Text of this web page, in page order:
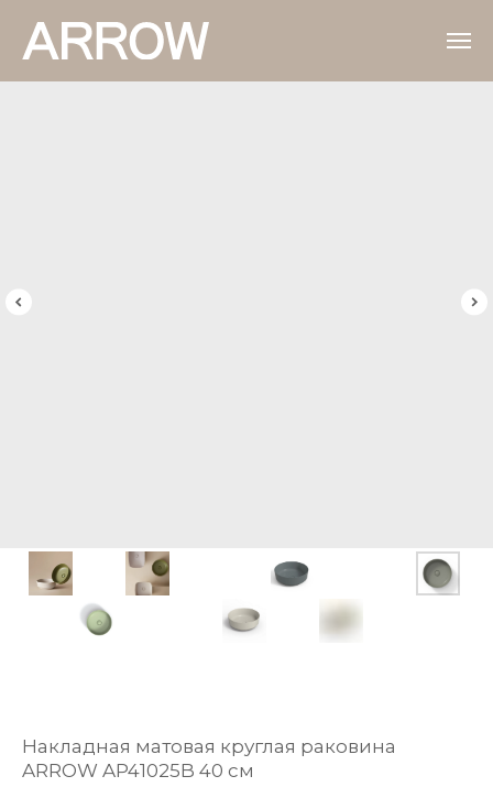
Накладная матовая круглая раковина
ARROW AP41025B 40 см